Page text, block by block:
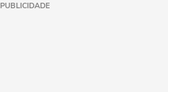
PUBLICIDADE